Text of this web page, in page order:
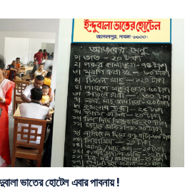
ভাতের হোটেল এবার পাবনায় !